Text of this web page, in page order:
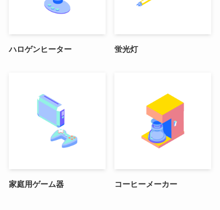
ハロゲンヒーター 蛍光灯
家庭用ゲーム器 コーヒーメーカー